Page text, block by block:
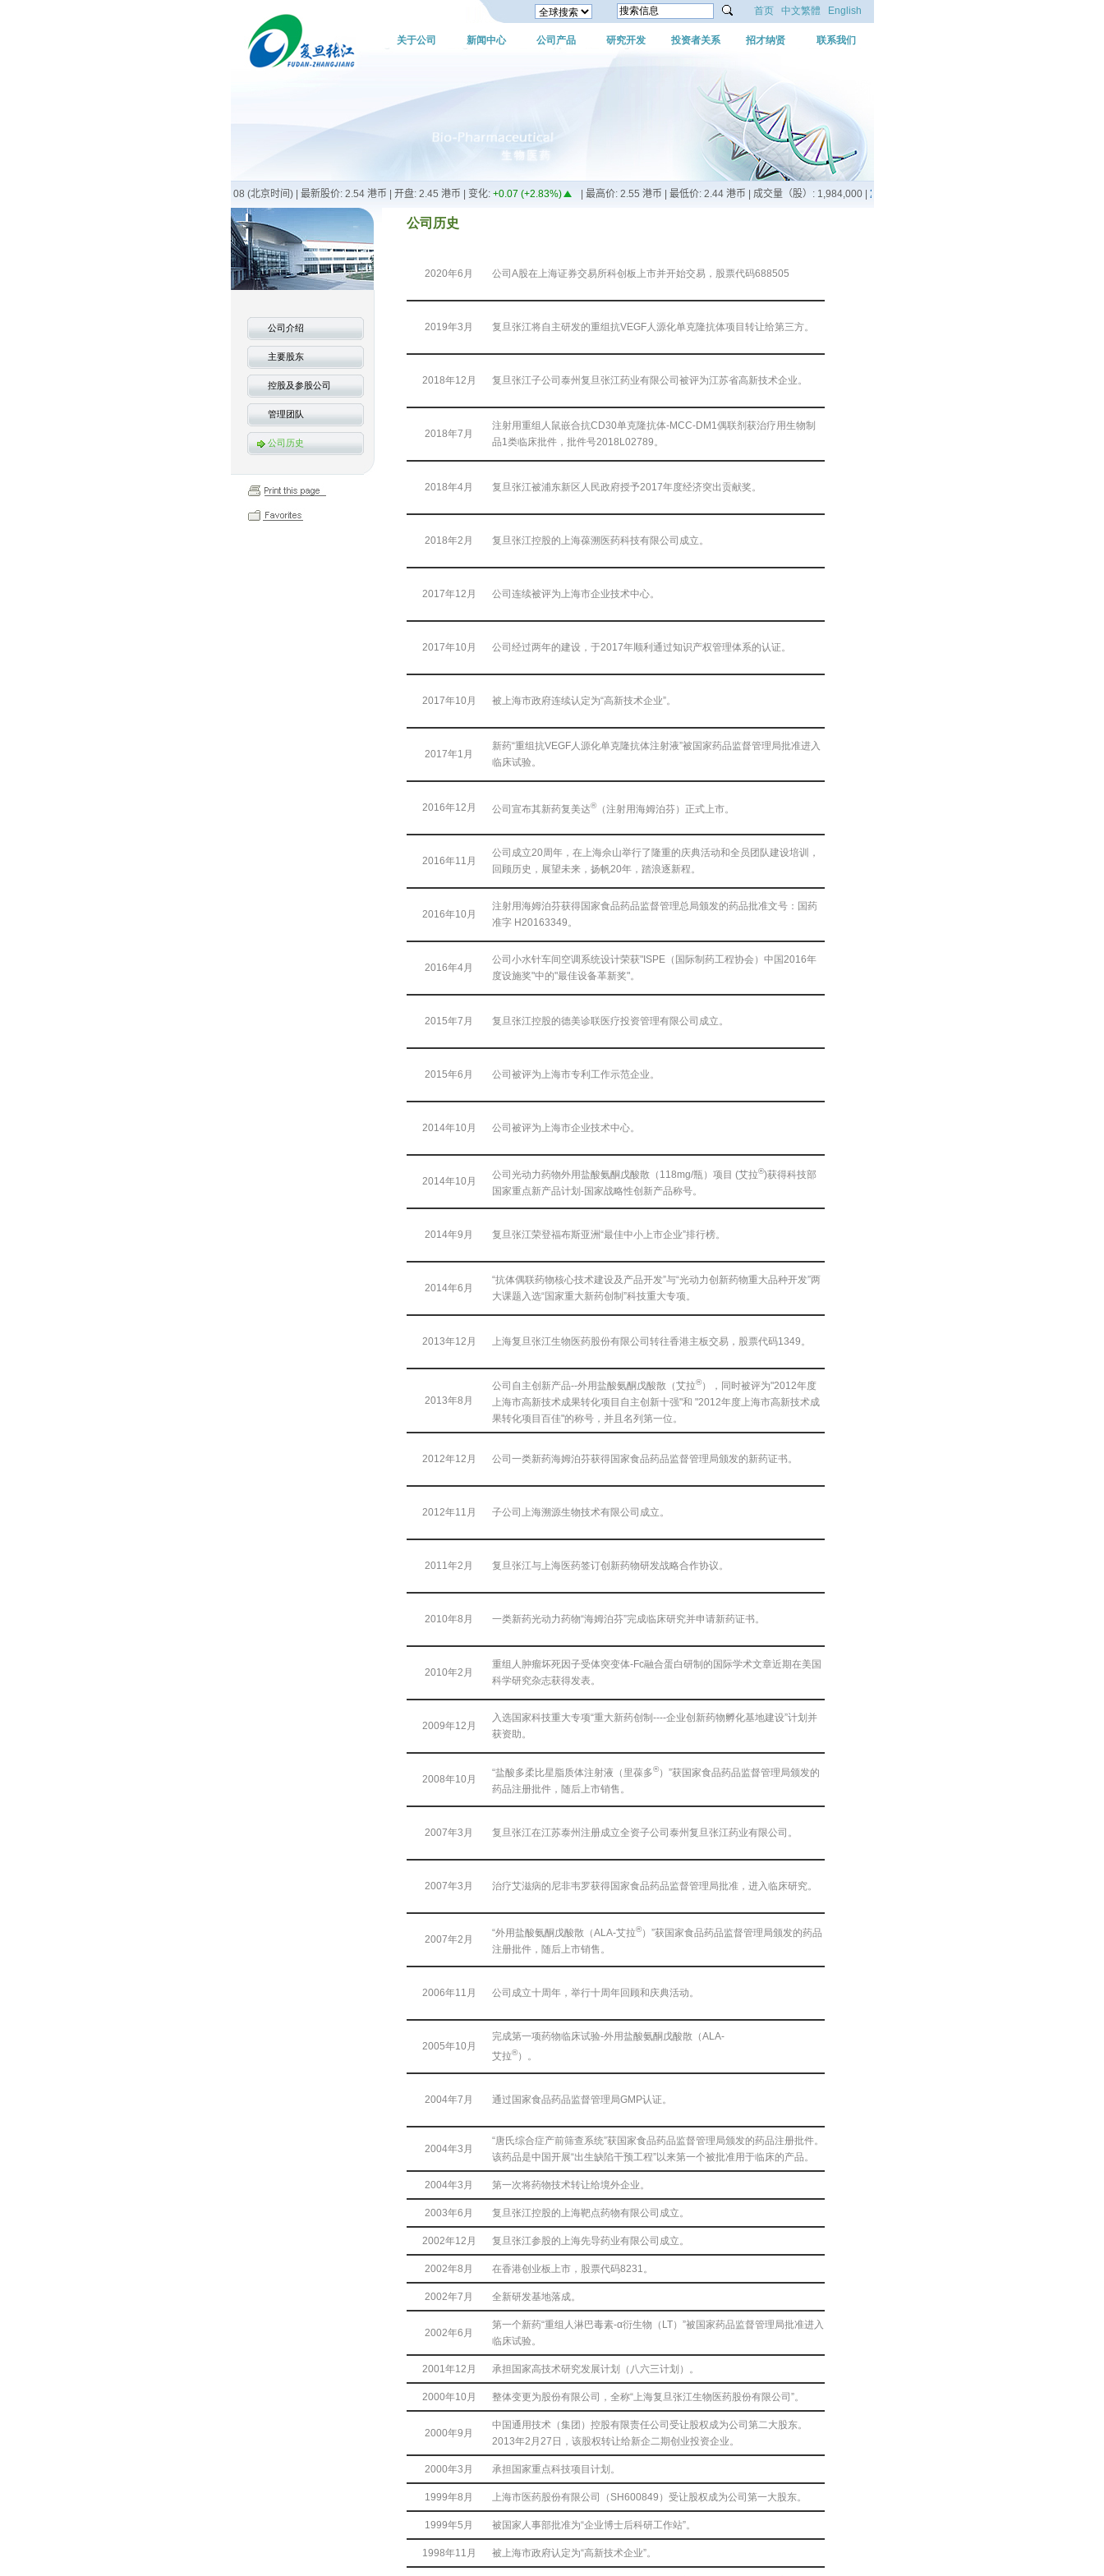
首页 中文繁體 English
关于公司 新闻中心 公司产品 研究开发 投资者关系 招才纳贤 联系我们
公司介绍
主要股东
控股及参股公司
管理团队
公司历史
公司历史
2020年6月 公司A股在上海证券交易所科创板上市并开始交易，股票代码688505
2019年3月 复旦张江将自主研发的重组抗VEGF人源化单克隆抗体项目转让给第三方。
2018年12月 复旦张江子公司泰州复旦张江药业有限公司被评为江苏省高新技术企业。
2018年7月
注射用重组人鼠嵌合抗CD30单克隆抗体-MCC-DM1偶联剂获治疗用生物制
品1类临床批件，批件号2018L02789。
2018年4月 复旦张江被浦东新区人民政府授予2017年度经济突出贡献奖。
2018年2月 复旦张江控股的上海葆溯医药科技有限公司成立。
2017年12月 公司连续被评为上海市企业技术中心。
2017年10月 公司经过两年的建设，于2017年顺利通过知识产权管理体系的认证。
2017年10月 被上海市政府连续认定为“高新技术企业”。
2017年1月
新药“重组抗VEGF人源化单克隆抗体注射液”被国家药品监督管理局批准进入
临床试验。
2016年12月 公司宣布其新药复美达®（注射用海姆泊芬）正式上市。
2016年11月
公司成立20周年，在上海佘山举行了隆重的庆典活动和全员团队建设培训，
回顾历史，展望未来，扬帆20年，踏浪逐新程。
2016年10月
注射用海姆泊芬获得国家食品药品监督管理总局颁发的药品批准文号：国药
准字 H20163349。
2016年4月
公司小水针车间空调系统设计荣获"ISPE（国际制药工程协会）中国2016年
度设施奖"中的"最佳设备革新奖"。
2015年7月 复旦张江控股的德美诊联医疗投资管理有限公司成立。
2015年6月 公司被评为上海市专利工作示范企业。
2014年10月 公司被评为上海市企业技术中心。
2014年10月
公司光动力药物外用盐酸氨酮戊酸散（118mg/瓶）项目 (艾拉®)获得科技部
国家重点新产品计划-国家战略性创新产品称号。
2014年9月 复旦张江荣登福布斯亚洲“最佳中小上市企业”排行榜。
2014年6月
“抗体偶联药物核心技术建设及产品开发”与“光动力创新药物重大品种开发”两
大课题入选“国家重大新药创制”科技重大专项。
2013年12月 上海复旦张江生物医药股份有限公司转往香港主板交易，股票代码1349。
2013年8月
公司自主创新产品--外用盐酸氨酮戊酸散（艾拉®），同时被评为"2012年度
上海市高新技术成果转化项目自主创新十强"和 "2012年度上海市高新技术成
果转化项目百佳"的称号，并且名列第一位。
2012年12月 公司一类新药海姆泊芬获得国家食品药品监督管理局颁发的新药证书。
2012年11月 子公司上海溯源生物技术有限公司成立。
2011年2月 复旦张江与上海医药签订创新药物研发战略合作协议。
2010年8月 一类新药光动力药物“海姆泊芬”完成临床研究并申请新药证书。
2010年2月
重组人肿瘤坏死因子受体突变体-Fc融合蛋白研制的国际学术文章近期在美国
科学研究杂志获得发表。
2009年12月
入选国家科技重大专项“重大新药创制----企业创新药物孵化基地建设”计划并
获资助。
2008年10月
“盐酸多柔比星脂质体注射液（里葆多®）”获国家食品药品监督管理局颁发的
药品注册批件，随后上市销售。
2007年3月 复旦张江在江苏泰州注册成立全资子公司泰州复旦张江药业有限公司。
2007年3月 治疗艾滋病的尼非韦罗获得国家食品药品监督管理局批准，进入临床研究。
2007年2月
“外用盐酸氨酮戊酸散（ALA-艾拉®）”获国家食品药品监督管理局颁发的药品
注册批件，随后上市销售。
2006年11月 公司成立十周年，举行十周年回顾和庆典活动。
2005年10月
完成第一项药物临床试验-外用盐酸氨酮戊酸散（ALA-
艾拉®）。
2004年7月 通过国家食品药品监督管理局GMP认证。
2004年3月
“唐氏综合症产前筛查系统”获国家食品药品监督管理局颁发的药品注册批件。
该药品是中国开展“出生缺陷干预工程”以来第一个被批准用于临床的产品。
2004年3月 第一次将药物技术转让给境外企业。
2003年6月 复旦张江控股的上海靶点药物有限公司成立。
2002年12月 复旦张江参股的上海先导药业有限公司成立。
2002年8月 在香港创业板上市，股票代码8231。
2002年7月 全新研发基地落成。
2002年6月
第一个新药“重组人淋巴毒素-α衍生物（LT）”被国家药品监督管理局批准进入
临床试验。
2001年12月 承担国家高技术研究发展计划（八六三计划）。
2000年10月 整体变更为股份有限公司，全称“上海复旦张江生物医药股份有限公司”。
2000年9月
中国通用技术（集团）控股有限责任公司受让股权成为公司第二大股东。
2013年2月27日，该股权转让给新企二期创业投资企业。
2000年3月 承担国家重点科技项目计划。
1999年8月 上海市医药股份有限公司（SH600849）受让股权成为公司第一大股东。
1999年5月 被国家人事部批准为“企业博士后科研工作站”。
1998年11月 被上海市政府认定为“高新技术企业”。